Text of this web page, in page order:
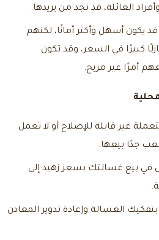
العائلة، قد تجد من يريدها.
قد يكون أسهل وأكثر أمانًا، لكنهم
كبيرًا في السعر، وقد تكون
أمرًا غير مريح.
غير قابلة للإصلاح أو لا تعمل
جدًا بيعها.
في بيع غسالتك بسعر زهيد إلى
الغسالة وإعادة تدوير المعادن